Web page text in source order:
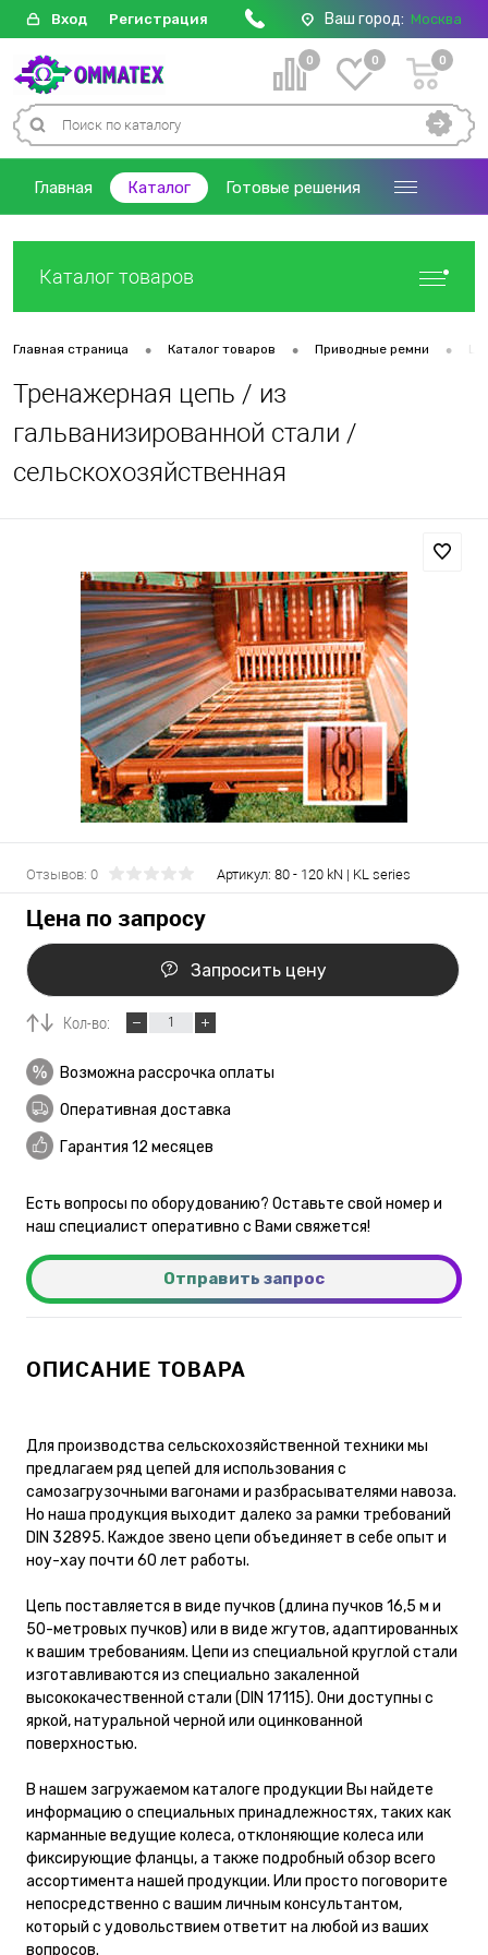
Вход Регистрация Ваш город: Москва
0 0 0
Главная Каталог Готовые решения
Каталог товаров
Главная страница • Каталог товаров • Приводные ремни •
Тренажерная цепь / из
гальванизированной стали /
сельскохозяйственная
Отзывов: 0 Артикул: 80 - 120 kN | KL series
Цена по запросу
Запросить цену
Кол-во:
Возможна рассрочка оплаты
Оперативная доставка
Гарантия 12 месяцев
Есть вопросы по оборудованию? Оставьте свой номер и
наш специалист оперативно с Вами свяжется!
Отправить запрос
ОПИСАНИЕ ТОВАРА
Для производства сельскохозяйственной техники мы
предлагаем ряд цепей для использования с
самозагрузочными вагонами и разбрасывателями навоза.
Но наша продукция выходит далеко за рамки требований
DIN 32895. Каждое звено цепи объединяет в себе опыт и
ноу-хау почти 60 лет работы.
Цепь поставляется в виде пучков (длина пучков 16,5 м и
50-метровых пучков) или в виде жгутов, адаптированных
к вашим требованиям. Цепи из специальной круглой стали
изготавливаются из специально закаленной
высококачественной стали (DIN 17115). Они доступны с
яркой, натуральной черной или оцинкованной
поверхностью.
В нашем загружаемом каталоге продукции Вы найдете
информацию о специальных принадлежностях, таких как
карманные ведущие колеса, отклоняющие колеса или
фиксирующие фланцы, а также подробный обзор всего
ассортимента нашей продукции. Или просто поговорите
непосредственно с вашим личным консультантом,
который с удовольствием ответит на любой из ваших
вопросов.